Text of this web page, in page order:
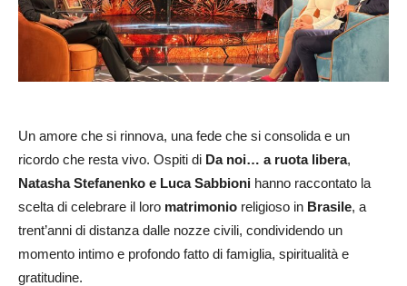
Un amore che si rinnova, una fede che si consolida e un
ricordo che resta vivo. Ospiti di Da noi… a ruota libera,
Natasha Stefanenko e Luca Sabbioni hanno raccontato la
scelta di celebrare il loro matrimonio religioso in Brasile, a
trent’anni di distanza dalle nozze civili, condividendo un
momento intimo e profondo fatto di famiglia, spiritualità e
gratitudine.